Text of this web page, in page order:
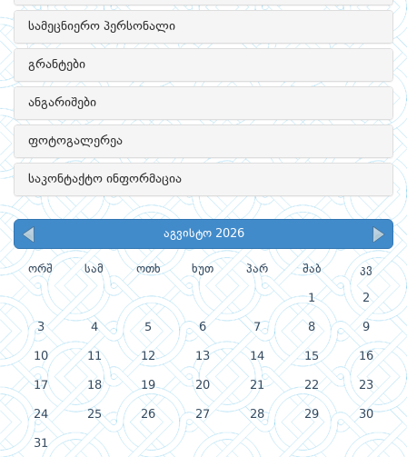
სამეცნიერო პერსონალი
გრანტები
ანგარიშები
ფოტოგალერეა
საკონტაქტო ინფორმაცია
აგვისტო 2026
ორშ სამ ოთხ ხუთ პარ შაბ კვ
1 2
3 4 5 6 7 8 9
10 11 12 13 14 15 16
17 18 19 20 21 22 23
24 25 26 27 28 29 30
31